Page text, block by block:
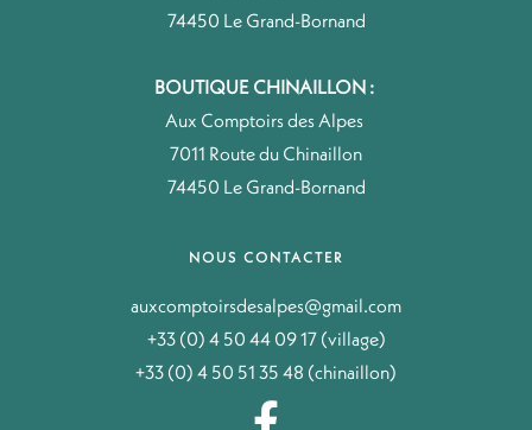
74450 Le Grand-Bornand
BOUTIQUE CHINAILLON :
Aux Comptoirs des Alpes
7011 Route du Chinaillon
74450 Le Grand-Bornand
NOUS CONTACTER
auxcomptoirsdesalpes@gmail.com
+33 (0) 4 50 44 09 17 (village)
+33 (0) 4 50 51 35 48 (chinaillon)